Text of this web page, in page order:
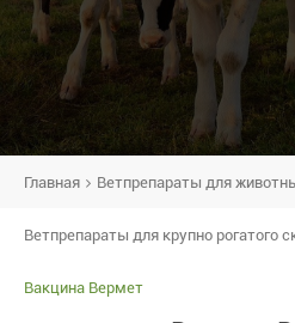
Главная Ветпрепараты для
Ветпрепараты для крупно рогатого
Вакцина Вермет